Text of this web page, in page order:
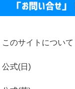
このサイトについて
公式(日)